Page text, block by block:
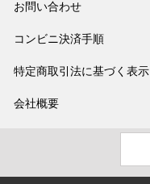
お問い合わせ
コンビニ決済手順
特定商取引法に基づく表示
会社概要